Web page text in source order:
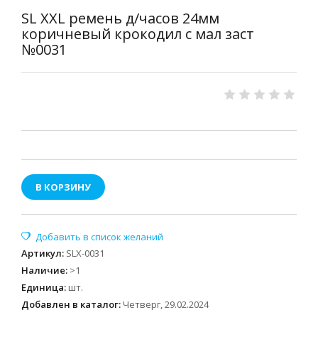
SL XXL ремень д/часов 24мм
коричневый крокодил с мал заст
№0031
В КОРЗИНУ
Артикул: SLX-0031
Наличие: >1
Единица: шт.
Добавлен в каталог: Четверг, 29.02.2024